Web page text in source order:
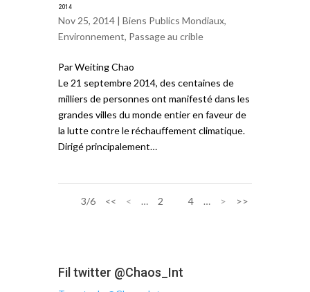
2014
Nov 25, 2014 | Biens Publics Mondiaux,
Environnement, Passage au crible
Par Weiting Chao
Le 21 septembre 2014, des centaines de
milliers de personnes ont manifesté dans les
grandes villes du monde entier en faveur de
la lutte contre le réchauffement climatique.
Dirigé principalement…
3/6 << < … 2 4 … > >>
Fil twitter @Chaos_Int